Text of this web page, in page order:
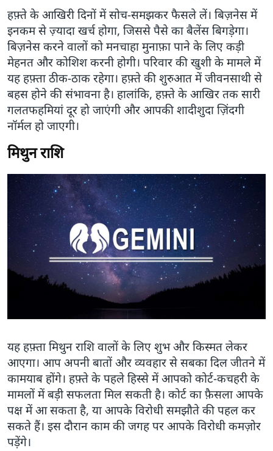
हफ़्ते के आखिरी दिनों में सोच-समझकर फैसले लें। बिज़नेस में
इनकम से ज़्यादा खर्च होगा, जिससे पैसे का बैलेंस बिगड़ेगा।
बिज़नेस करने वालों को मनचाहा मुनाफ़ा पाने के लिए कड़ी
मेहनत और कोशिश करनी होगी। परिवार की खुशी के मामले में
यह हफ़्ता ठीक-ठाक रहेगा। हफ़्ते की शुरुआत में जीवनसाथी से
बहस होने की संभावना है। हालांकि, हफ़्ते के आखिर तक सारी
गलतफहमियां दूर हो जाएंगी और आपकी शादीशुदा ज़िंदगी
नॉर्मल हो जाएगी।
मिथुन राशि
यह हफ़्ता मिथुन राशि वालों के लिए शुभ और किस्मत लेकर
आएगा। आप अपनी बातों और व्यवहार से सबका दिल जीतने में
कामयाब होंगे। हफ़्ते के पहले हिस्से में आपको कोर्ट-कचहरी के
मामलों में बड़ी सफलता मिल सकती है। कोर्ट का फ़ैसला आपके
पक्ष में आ सकता है, या आपके विरोधी समझौते की पहल कर
सकते हैं। इस दौरान काम की जगह पर आपके विरोधी कमज़ोर
पड़ेंगे।